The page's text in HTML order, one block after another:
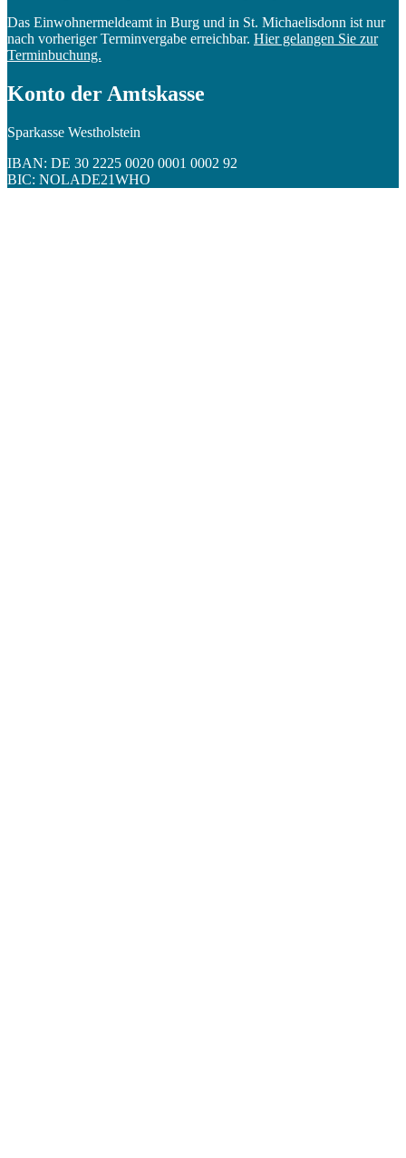
Das Einwohnermeldeamt in Burg und in St. Michaelisdonn ist nur
nach vorheriger Terminvergabe erreichbar. Hier gelangen Sie zur
Terminbuchung.
Konto der Amtskasse
Sparkasse Westholstein
IBAN: DE 30 2225 0020 0001 0002 92
BIC: NOLADE21WHO